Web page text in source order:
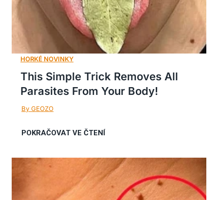
This Simple Trick Removes All
Parasites From Your Body!